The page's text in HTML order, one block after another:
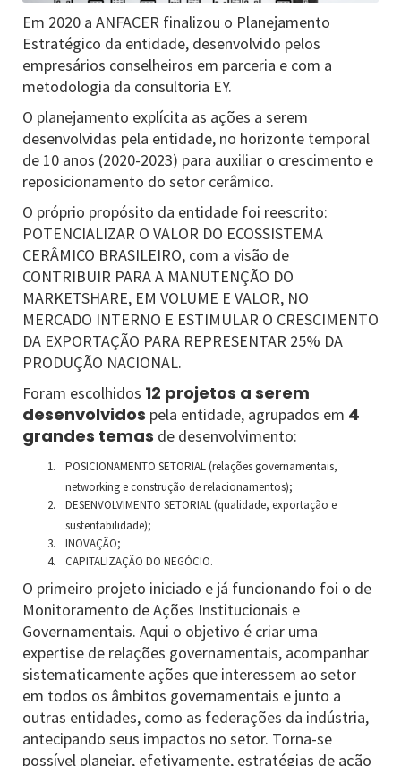
Em 2020 a ANFACER finalizou o Planejamento
Estratégico da entidade, desenvolvido pelos
empresários conselheiros em parceria e com a
metodologia da consultoria EY.
O planejamento explícita as ações a serem
desenvolvidas pela entidade, no horizonte temporal
de 10 anos (2020-2023) para auxiliar o crescimento e
reposicionamento do setor cerâmico.
O próprio propósito da entidade foi reescrito:
POTENCIALIZAR O VALOR DO ECOSSISTEMA
CERÂMICO BRASILEIRO, com a visão de
CONTRIBUIR PARA A MANUTENÇÃO DO
MARKETSHARE, EM VOLUME E VALOR, NO
MERCADO INTERNO E ESTIMULAR O CRESCIMENTO
DA EXPORTAÇÃO PARA REPRESENTAR 25% DA
PRODUÇÃO NACIONAL.
Foram escolhidos 12 projetos a serem
desenvolvidos pela entidade, agrupados em 4
grandes temas de desenvolvimento:
POSICIONAMENTO SETORIAL (relações governamentais,
networking e construção de relacionamentos);
DESENVOLVIMENTO SETORIAL (qualidade, exportação e
sustentabilidade);
INOVAÇÃO;
CAPITALIZAÇÃO DO NEGÓCIO.
O primeiro projeto iniciado e já funcionando foi o de
Monitoramento de Ações Institucionais e
Governamentais. Aqui o objetivo é criar uma
expertise de relações governamentais, acompanhar
sistematicamente ações que interessem ao setor
em todos os âmbitos governamentais e junto a
outras entidades, como as federações da indústria,
antecipando seus impactos no setor. Torna-se
possível planejar, efetivamente, estratégias de ação